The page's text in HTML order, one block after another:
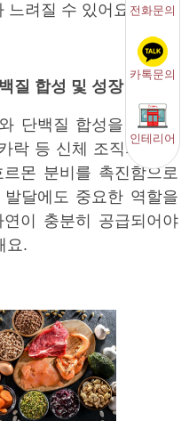
느려질 수 있어요
질 합성 및 성장 촉진
단백질 합성을 촉진해
락 등 신체 조직의 성장
몬 분비를 촉진함으로
달에도 중요한 역할을
이 충분히 공급되어야
요.
전화문의
카톡문의
인테리어